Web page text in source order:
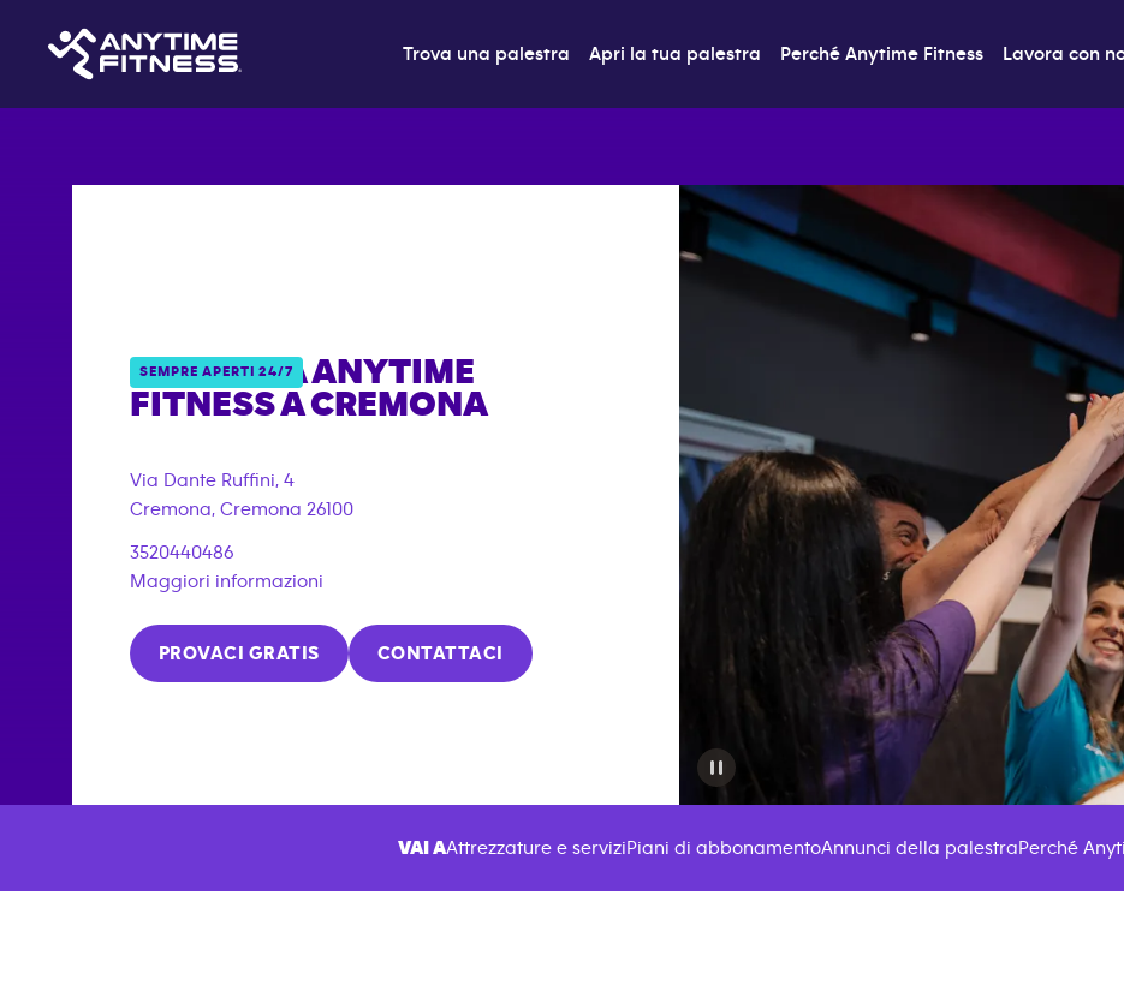
Trova una palestra Apri la tua palestra Perché Anytime Fitness Lavora con
SEMPRE APERTI 24/7
PALESTRA ANYTIME
FITNESS ACREMONA
Via Dante Ruffini, 4
Cremona, Cremona 26100
3520440486
Maggiori informazioni
PROVACI GRATIS CONTATTACI
VAI AAttrezzature e serviziPiani di abbonamentoAnnunci della palestraPerché